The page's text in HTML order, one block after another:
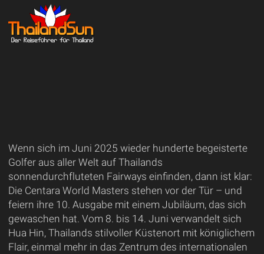
Wenn sich im Juni 2025 wieder hunderte begeisterte
Golfer aus aller Welt auf Thailands
sonnendurchfluteten Fairways einfinden, dann ist klar:
Die Centara World Masters stehen vor der Tür – und
feiern ihre 10. Ausgabe mit einem Jubiläum, das sich
gewaschen hat. Vom 8. bis 14. Juni verwandelt sich
Hua Hin, Thailands stilvoller Küstenort mit königlichem
Flair, einmal mehr in das Zentrum des internationalen